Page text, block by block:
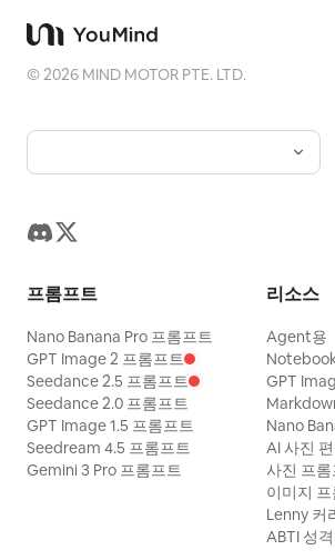
©2026 MIND MOTOR PTE. LTD.
프롬프트
Nano Banana Pro 프롬프트
GPT Image 2 프롬프트
Seedance 2.5 프롬프트
Seedance 2.0 프롬프트
GPT Image 1.5 프롬프트
Seedream 4.5 프롬프트
Gemini 3 Pro 프롬프트
리소스
Agent용
GPT
Nano
AI 사진
사진 프롬
이미지
Lenny 커
ABTI 성